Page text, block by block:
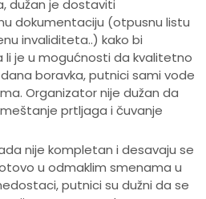
dužan je dostaviti
dokumentaciju (otpusnu listu
invaliditeta..) kako bi
je u mogućnosti da kvalitetno
boravka, putnici sami vode
Organizator nije dužan da
prtljaga i čuvanje
nije kompletan i desavaju se
u odmaklim smenama u
putnici su dužni da se